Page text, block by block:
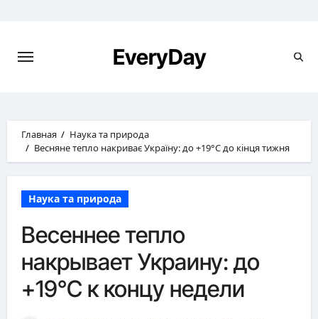
EveryDay
Главная
Наука та природа
Весняне тепло накриває Україну: до +19°C до кінця тижня
Наука та природа
Весеннее тепло
накрывает Украину: до
+19°C к концу недели